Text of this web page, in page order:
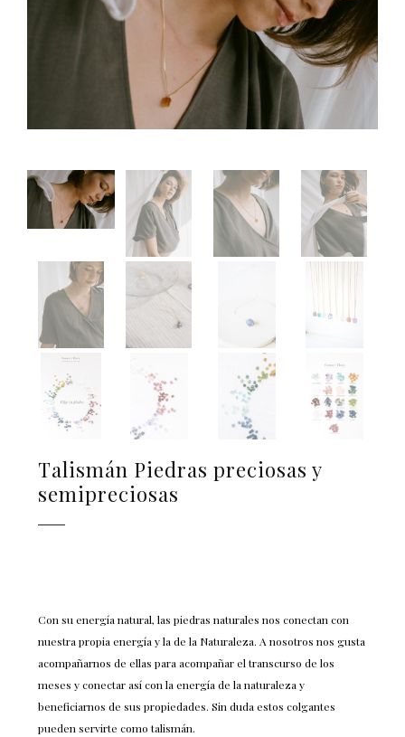
Talismán Piedras preciosas y
semipreciosas
Con su energía natural, las piedras naturales nos conectan con
nuestra propia energía y la de la Naturaleza. A nosotros nos gusta
acompañarnos de ellas para acompañar el transcurso de los
meses y conectar así con la energía de la naturaleza y
beneficiarnos de sus propiedades. Sin duda estos colgantes
pueden servirte como talismán.